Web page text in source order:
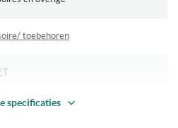
toebehoren
specificaties